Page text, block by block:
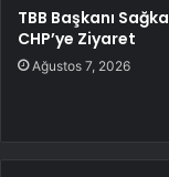
TBB Başkanı
CHP’ye Ziyaret
Ağustos 7, 2026